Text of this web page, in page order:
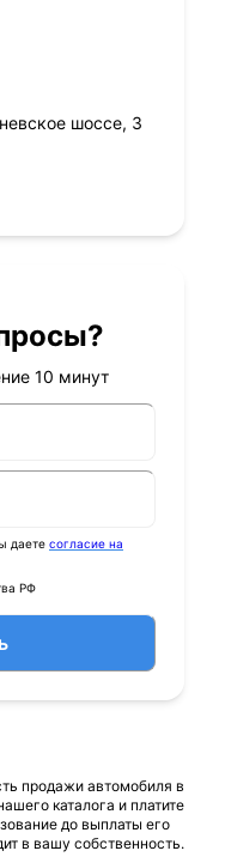
шоссе, 3
10 минут
даете согласие на
РФ
продажи автомобиля в
каталога и платите
до выплаты его
в вашу собственность.